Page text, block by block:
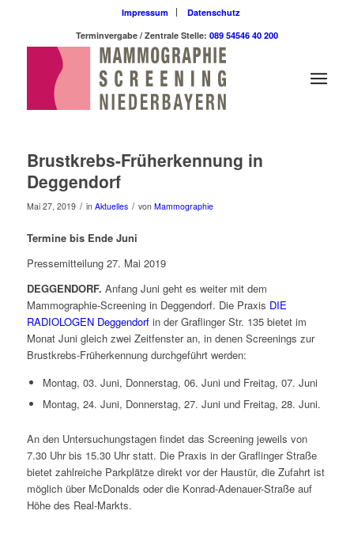
Impressum
Datenschutz
Terminvergabe / Zentrale Stelle: 089 54546 40 200
Brustkrebs-Früherkennung in
Deggendorf
Mai 27, 2019 / in Aktuelles / von Mammographie
Termine bis Ende Juni
Pressemitteilung 27. Mai 2019
DEGGENDORF. Anfang Juni geht es weiter mit dem
Mammographie-Screening in Deggendorf. Die Praxis DIE
RADIOLOGEN Deggendorfin der Graflinger Str. 135 bietet im
Monat Juni gleich zwei Zeitfenster an, in denen Screenings zur
Brustkrebs-Früherkennung durchgeführt werden:
Montag, 03. Juni, Donnerstag, 06. Juni und Freitag, 07. Juni
Montag, 24. Juni, Donnerstag, 27. Juni und Freitag, 28. Juni.
An den Untersuchungstagen findet das Screening jeweils von
7.30 Uhr bis 15.30 Uhr statt. Die Praxis in der Graflinger Straße
bietet zahlreiche Parkplätze direkt vor der Haustür, die Zufahrt ist
möglich über McDonalds oder die Konrad-Adenauer-Straße auf
Höhe des Real-Markts.